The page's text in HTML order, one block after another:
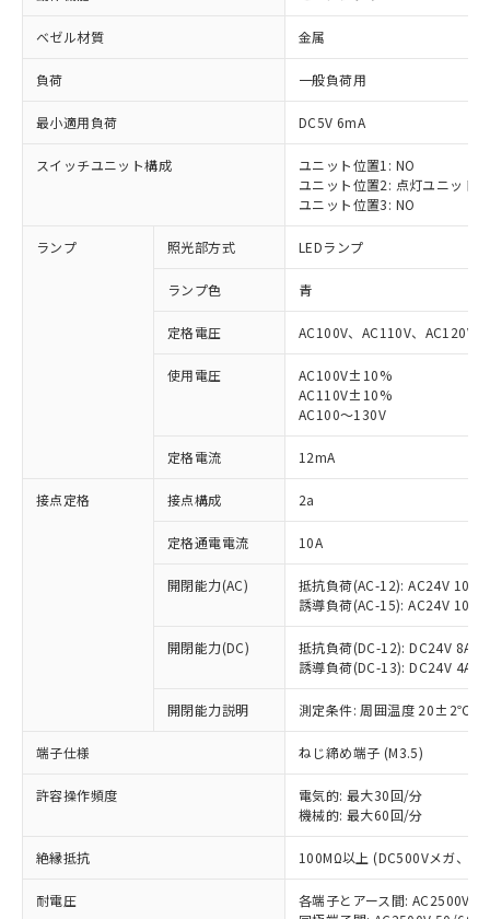
ベゼル材質 金属
負荷 一般負荷用
最小適用負荷 DC5V 6mA
スイッチユニット構成
ユニット位置1: NO
ユニット位置2: 点灯ユニット
ユニット位置3: NO
ランプ 照光部方式 LEDランプ
ランプ色 青
定格電圧 AC100V、AC110V、AC120V
使用電圧
AC100V±10%
AC110V±10%
AC100～130V
定格電流 12mA
接点定格 接点構成 2a
定格通電電流 10A
開閉能力(AC)
抵抗負荷(AC-12): AC24V 10A/
誘導負荷(AC-15): AC24V
開閉能力(DC)
抵抗負荷(DC-12): DC24V 8A/
誘導負荷(DC-13): DC24V 4A/
開閉能力説明 測定条件: 周囲温度 20±2℃、
端子仕様 ねじ締め端子 (M3.5)
許容操作頻度
電気的: 最大30回/分
機械的: 最大60回/分
絶縁抵抗 100MΩ以上 (DC500Vメガ、点
耐電圧
各端子とアース間: AC2500V
ご利用条件
以下の条件をお読みいただき、同意のうえ
本サービスは、当社制御機器事業取扱
商品の当社在庫状況および標準価格
(税抜)を提供させていただくもので
当社制御機器事業取扱商品の中には、
本サービスの対象外となる商品もある
ことをご了承ください。
在庫状況および標準価格照会結果は、
記載している更新日時点での社内デー
タに基づき作成されるものであり、閲
準価格とは異なる場合があることをご
対応済み：EU RoHS指令（10物質）の
非含有に対応した製品が提供可能な商品で
対応予定：EU RoHS指令（10物質）の非含
有に対応した製品に切り替える予定のある
対応予定なし：EU RoHS指令（10物質）の
非含有に非対応の商品で、対応品を出す予
調査・確認中：EU RoHS指令（10物質）の
非含有の対応状況を調査中または確認中の
非該当品：ライセンス料など無形物で、有
害物質有無と関係のない商品です。
仕入先様の事情により、非含有部品として
いたものが、含有品と判明した場合などや
むを得ず変更することがあります。
*EU RoHS指令（10物質）：
鉛(Pb) 1000ppm以下、 水銀(Hg) 1000ppm以下、 カド
六価クロム(Cr(Ⅵ)) 1000ppm以下、ポリ臭化ビフェニル
「○」：最大均質材料含有率が中国RoHSの
基準値以下であることを示します。
「×」：最大均質材料含有率が中国RoHSの
基準値を超えていることを示します。
「－」：未確認です。当社販売部門へお問
当社は、これら貴社製品のうち、外国
為替および外国貿易法に定める商品
（以下｢規制貨物等」という）を輸出
または国外への提供する場合は、日本
国政府の輸出許可(または役務取引許
可)を取得するなどの必要な手続きを